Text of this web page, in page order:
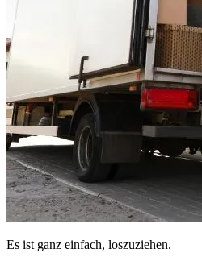
Es ist ganz einfach, loszuziehen.